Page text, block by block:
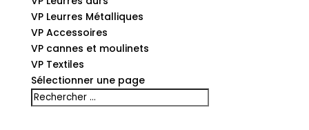
VP Leurres Métalliques
VP Accessoires
VP cannes et moulinets
VP Textiles
Sélectionner une page